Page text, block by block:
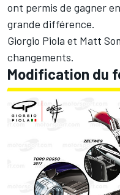
ont permis de gagner
grande différence.
Giorgio Piola et Matt
changements.
Modification du